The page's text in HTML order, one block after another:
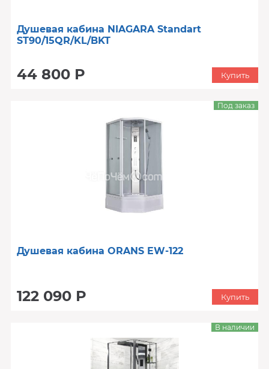
Душевая кабина NIAGARA Standart
ST90/15QR/KL/BKT
44 800 Р Купить
Душевая кабина ORANS EW-122
122 090 Р
Под заказ
Купить
В наличии